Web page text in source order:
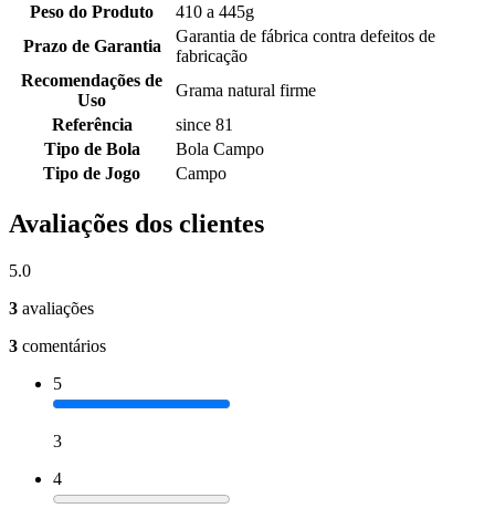
Peso do Produto
410 a 445g
Prazo de Garantia
Garantia de fábrica contra defeitos de
fabricação
Recomendações de
Uso
Grama natural firme
Referência
since 81
Tipo de Bola
Bola Campo
Tipo de Jogo
Campo
Avaliações dos clientes
5.0
3 avaliações
3 comentários
5
3
4